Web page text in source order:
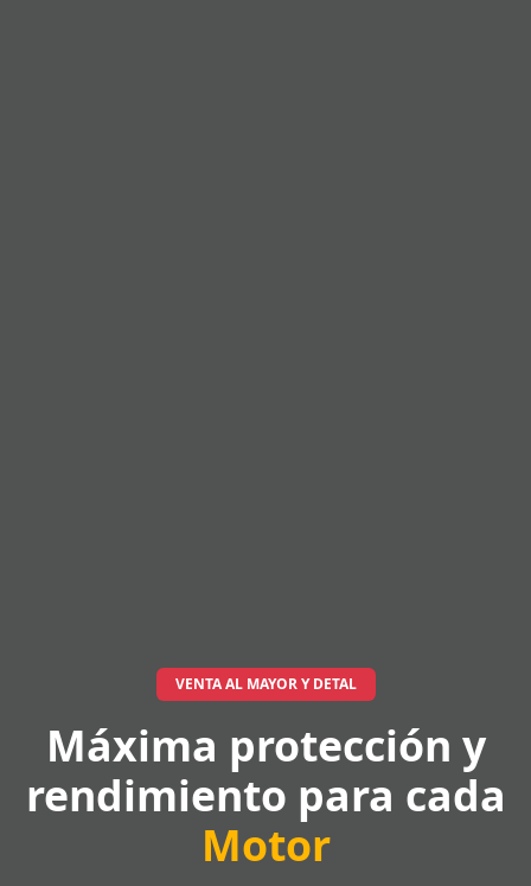
VENTA AL MAYOR Y DETAL
Máxima protección y
rendimiento para cada
Motor